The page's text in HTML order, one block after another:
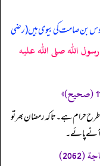
بن صامت کی بیوی ہیں (رضی
الله صلى الله عليه
طرح حرام ہے۔ تاکہ رمضان بھر تو
آنے پائے۔